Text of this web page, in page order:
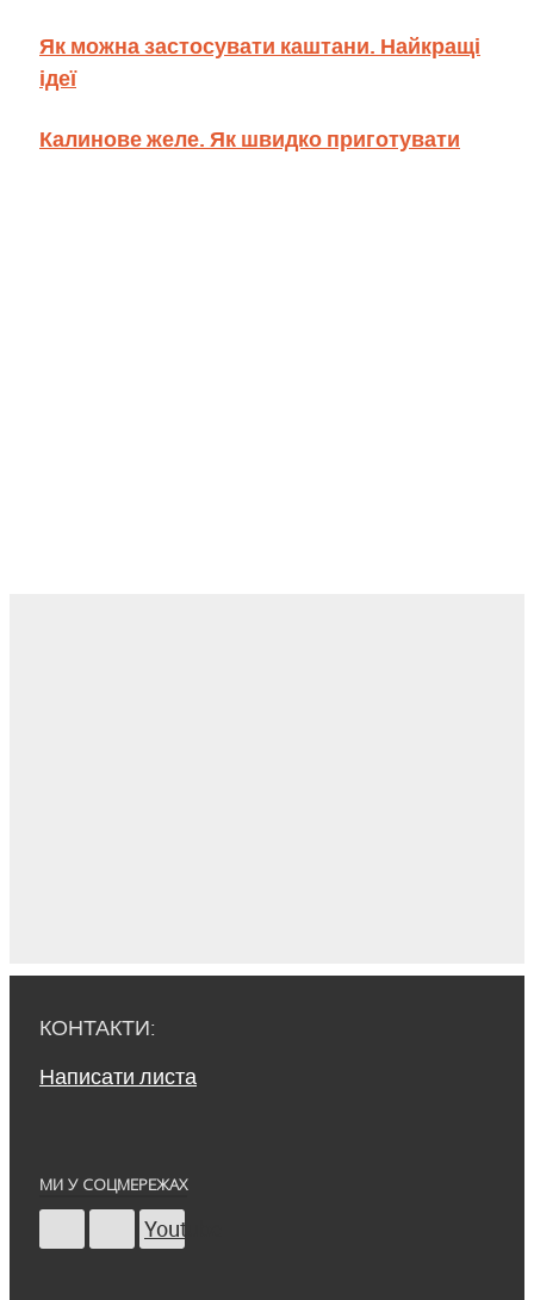
Як можна застосувати каштани. Найкращі
ідеї
Калинове желе. Як швидко приготувати
КОНТАКТИ:
Написати листа
МИ У СОЦМЕРЕЖАХ
Youtube